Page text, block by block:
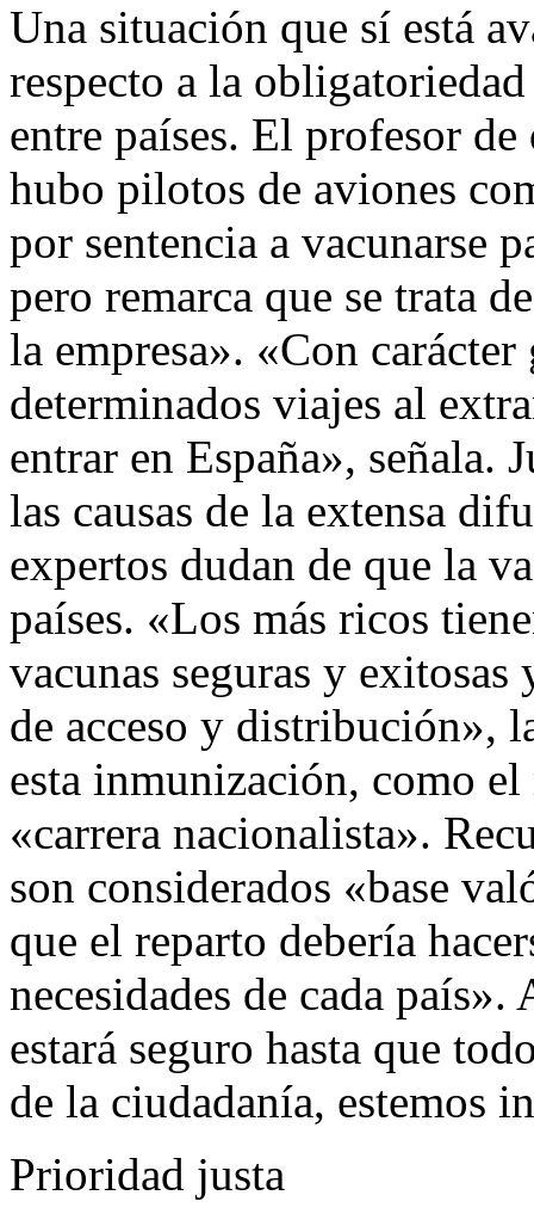
Una situación que sí está
respecto a la
entre países. El profesor
hubo pilotos de aviones
por sentencia a vacunarse
pero remarca que se trata
la empresa». «Con
determinados viajes al
entrar en España», señala.
las causas de la extensa
expertos dudan de que la
países. «Los más ricos
vacunas seguras y
de acceso y distribución»,
esta inmunización, como
«carrera nacionalista».
son considerados «base
que el reparto debería
necesidades de cada
estará seguro hasta que
de la ciudadanía, estemos
Prioridad justa